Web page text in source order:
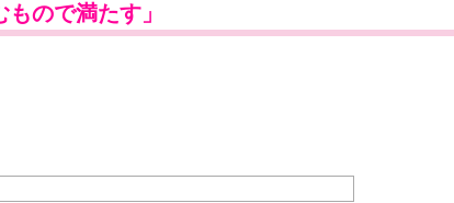
ので満たす」